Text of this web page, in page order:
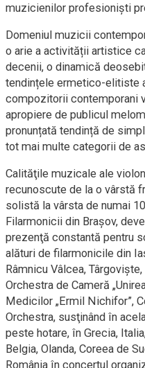
muzicienilor profesioniști
Domeniul muzicii
o arie a activității artistice
decenii, o dinamică
tendințele ermetico-elitiste
compozitorii contemporani
apropiere de publicul
pronunțată tendință de
tot mai multe categorii de
Calităţile muzicale ale
recunoscute de la o vârstă
solistă la vârsta de numai
Filarmonicii din Braşov,
prezenţă constantă pentru
alături de filarmonicile din
Râmnicu Vâlcea,
Orchestra de Cameră
Medicilor „Ermil Nichifor”,
Orchestra, susţinând în
peste hotare, în Grecia,
Belgia, Olanda, Coreea de
România în concertul